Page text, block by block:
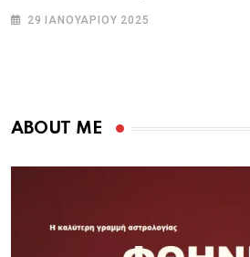
29 ΙΑΝΟΥΑΡΊΟΥ 2025
ABOUT ME